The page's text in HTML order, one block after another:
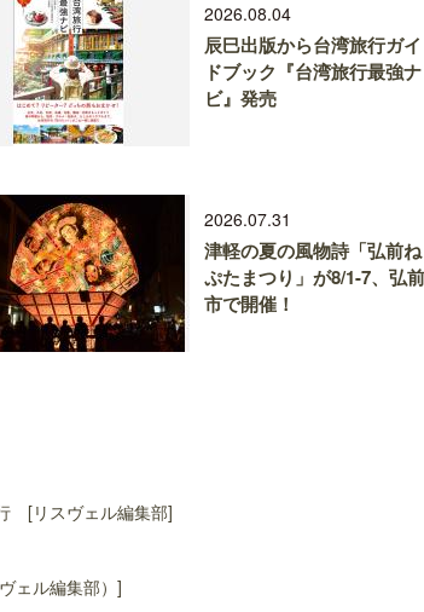
2026.08.04
辰巳出版から台湾旅行ガイ
ドブック『台湾旅行最強ナ
ビ』発売
2026.07.31
津軽の夏の風物詩「弘前ね
ぷたまつり」が8/1-7、弘前
市で開催！
[リスヴェル編集部]
ェル編集部）]